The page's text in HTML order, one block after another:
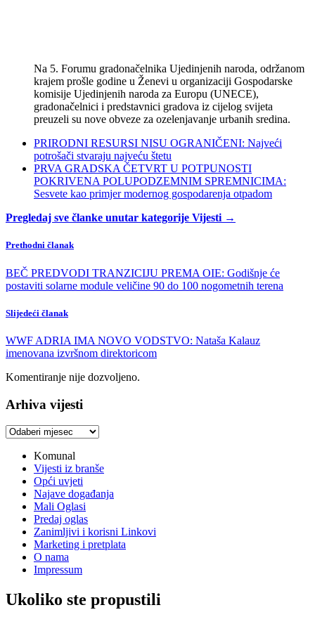
Na 5. Forumu gradonačelnika Ujedinjenih naroda, održanom
krajem prošle godine u Ženevi u organizaciji Gospodarske
komisije Ujedinjenih naroda za Europu (UNECE),
gradonačelnici i predstavnici gradova iz cijelog svijeta
preuzeli su nove obveze za ozelenjavanje urbanih sredina.
PRIRODNI RESURSI NISU OGRANIČENI: Najveći
potrošači stvaraju najveću štetu
PRVA GRADSKA ČETVRT U POTPUNOSTI
POKRIVENA POLUPODZEMNIM SPREMNICIMA:
Sesvete kao primjer modernog gospodarenja otpadom
Pregledaj sve članke unutar kategorije Vijesti →
Prethodni članak
BEČ PREDVODI TRANZICIJU PREMA OIE: Godišnje će
postaviti solarne module veličine 90 do 100 nogometnih terena
Slijedeći članak
WWF ADRIA IMA NOVO VODSTVO: Nataša Kalauz
imenovana izvršnom direktoricom
Komentiranje nije dozvoljeno.
Arhiva vijesti
Arhiva
Komunal
Vijesti iz branše
Opći uvjeti
Najave događanja
Mali Oglasi
Predaj oglas
Zanimljivi i korisni Linkovi
Marketing i pretplata
O nama
Impressum
Ukoliko ste propustili